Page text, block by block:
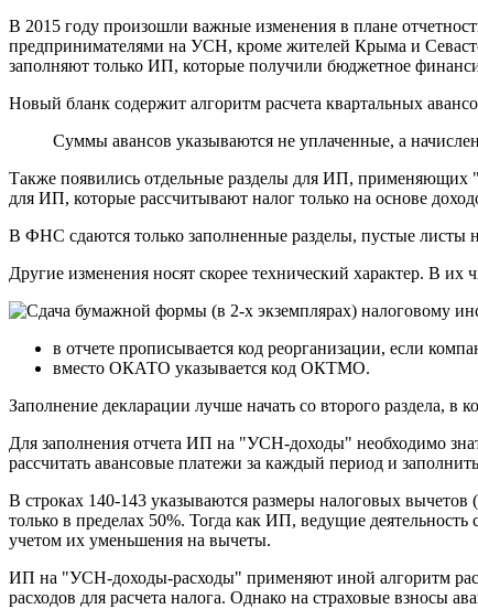
В 2015 году произошли важные изменения в плане
предпринимателями на УСН, кроме жителей Крыма и
заполняют только ИП, которые получили бюджетное
Новый бланк содержит алгоритм расчета квартальных
Суммы авансов указываются не уплаченные, а
Также появились отдельные разделы для ИП,
для ИП, которые рассчитывают налог только на основе
В ФНС сдаются только заполненные разделы, пустые листы
Другие изменения носят скорее технический характер. В их
в отчете прописывается код реорганизации, если
вместо ОКАТО указывается код ОКТМО.
Заполнение декларации лучше начать со второго раздела, в
Для заполнения отчета ИП на "УСН-доходы" необходимо
рассчитать авансовые платежи за каждый период и
В строках 140-143 указываются размеры налоговых
только в пределах 50%. Тогда как ИП, ведущие
учетом их уменьшения на вычеты.
ИП на "УСН-доходы-расходы" применяют иной алгоритм
расходов для расчета налога. Однако на страховые взносы